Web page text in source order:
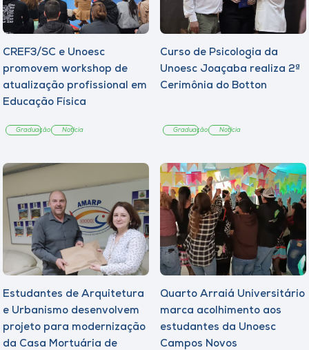
CREF3/SC e Unoesc
promovem workshop de
atualização profissional em
Educação Física
Graduação Notícia
Curso de Psicologia da
Unoesc Joaçaba realiza 2ª
Cerimônia do Botton
Graduação Notícia
Estudantes de Arquitetura
e Urbanismo desenvolvem
projeto para modernização
da Casa Mortuária de
Quarto Arraiá Universitário
marca acolhimento aos
estudantes da Unoesc
Campos Novos